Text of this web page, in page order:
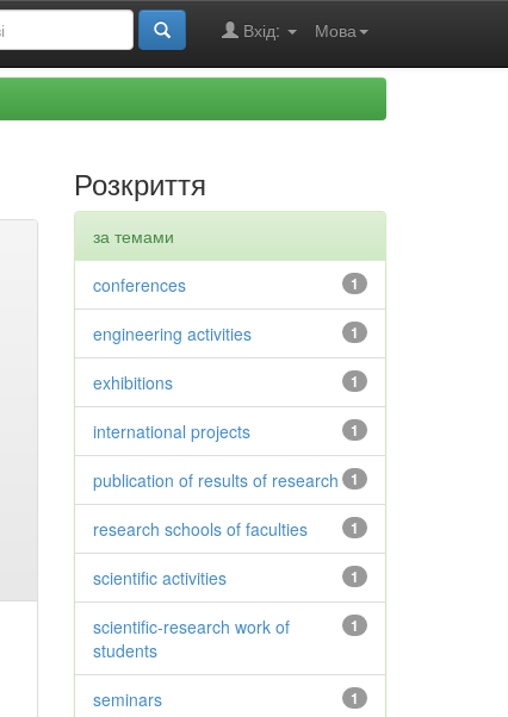
Мова
Вхід:
Розкриття
за темами
1
conferences
1
engineering activities
1
exhibitions
1
international projects
1
publication of results of research
1
research schools of faculties
1
scientific activities
1
scientific-research work of
students
1
seminars